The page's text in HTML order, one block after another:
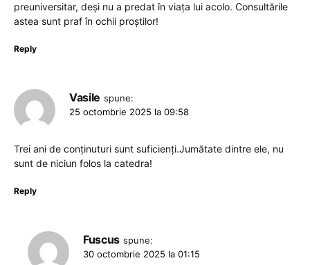
preuniversitar, deși nu a predat în viața lui acolo. Consultările
astea sunt praf în ochii proștilor!
Reply
Vasile spune:
25 octombrie 2025 la 09:58
Trei ani de conținuturi sunt suficienți.Jumătate dintre ele, nu
sunt de niciun folos la catedra!
Reply
Fuscus spune:
30 octombrie 2025 la 01:15